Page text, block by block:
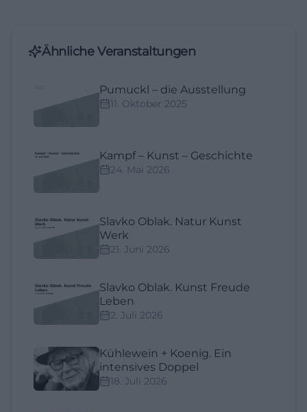
Ähnliche Veranstaltungen
Pumuckl – die Ausstellung
11. Oktober 2025
Kampf – Kunst – Geschichte
24. Mai 2026
Slavko Oblak. Natur Kunst
Werk
21. Juni 2026
Slavko Oblak. Kunst Freude
Leben
2. Juli 2026
Kühlewein + Koenig. Ein
intensives Doppel
18. Juli 2026